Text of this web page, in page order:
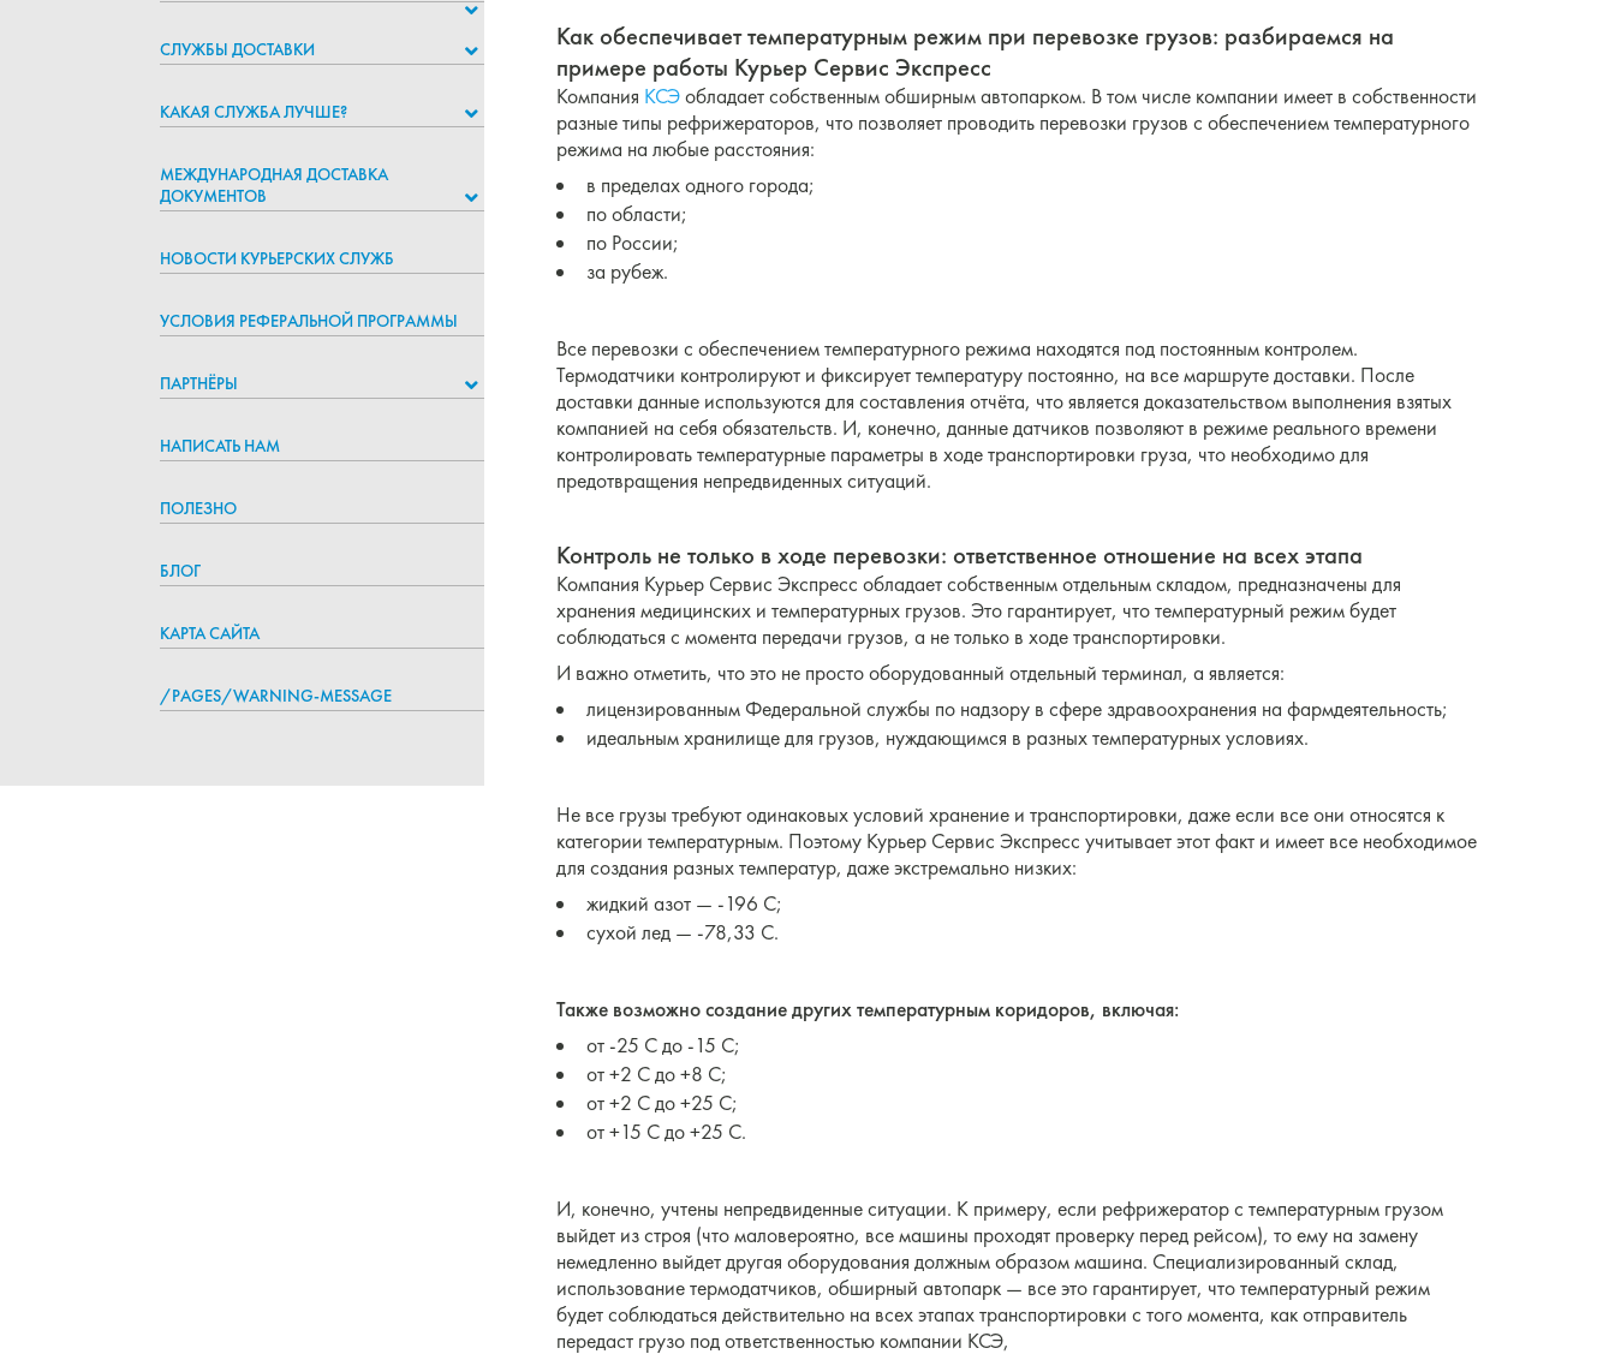
СЛУЖБЫ ДОСТАВКИ
КАКАЯ СЛУЖБА ЛУЧШЕ?
МЕЖДУНАРОДНАЯ ДОСТАВКА
ДОКУМЕНТОВ
НОВОСТИ КУРЬЕРСКИХ СЛУЖБ
УСЛОВИЯ РЕФЕРАЛЬНОЙ ПРОГРАММЫ
ПАРТНЁРЫ
НАПИСАТЬ НАМ
ПОЛЕЗНО
БЛОГ
КАРТА САЙТА
/PAGES/WARNING-MESSAGE
Как обеспечивает температурным режим при перевозке грузов: разбираемся на
примере работы Курьер Сервис Экспресс
Компания КСЭобладает собственным обширным автопарком. В том числе компании имеет в собственности
разные типы рефрижераторов, что позволяет проводить перевозки грузов с обеспечением температурного
режима на любые расстояния:
в пределах одного города;
по области;
по России;
за рубеж.
Все перевозки с обеспечением температурного режима находятся под постоянным контролем.
Термодатчики контролируют и фиксирует температуру постоянно, на все маршруте доставки. После
доставки данные используются для составления отчёта, что является доказательством выполнения взятых
компанией на себя обязательств. И, конечно, данные датчиков позволяют в режиме реального времени
контролировать температурные параметры в ходе транспортировки груза, что необходимо для
предотвращения непредвиденных ситуаций.
Контроль не только в ходе перевозки: ответственное отношение на всех этапа
Компания Курьер Сервис Экспресс обладает собственным отдельным складом, предназначены для
хранения медицинских и температурных грузов. Это гарантирует, что температурный режим будет
соблюдаться с момента передачи грузов, а не только в ходе транспортировки.
И важно отметить, что это не просто оборудованный отдельный терминал, а является:
лицензированным Федеральной службы по надзору в сфере здравоохранения на фармдеятельность;
идеальным хранилище для грузов, нуждающимся в разных температурных условиях.
Не все грузы требуют одинаковых условий хранение и транспортировки, даже если все они относятся к
категории температурным. Поэтому Курьер Сервис Экспресс учитывает этот факт и имеет все необходимое
для создания разных температур, даже экстремально низких:
жидкий азот — -196 C;
сухой лед — -78,33 C.
Также возможно создание других температурным коридоров, включая:
от -25 C до -15 C;
от +2 C до +8 C;
от +2 C до +25 C;
от +15 C до +25 C.
И, конечно, учтены непредвиденные ситуации. К примеру, если рефрижератор с температурным грузом
выйдет из строя (что маловероятно, все машины проходят проверку перед рейсом), то ему на замену
немедленно выйдет другая оборудования должным образом машина. Специализированный склад,
использование термодатчиков, обширный автопарк — все это гарантирует, что температурный режим
будет соблюдаться действительно на всех этапах транспортировки с того момента, как отправитель
передаст грузо под ответственностью компании КСЭ,